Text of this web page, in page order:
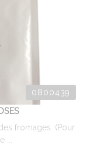
0800439
fromages. (Pour